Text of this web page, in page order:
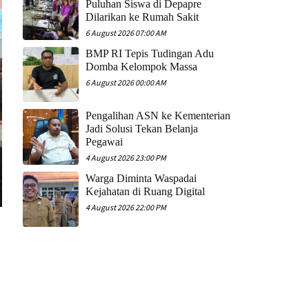
Puluhan Siswa di Depapre
Dilarikan ke Rumah Sakit
6 August 2026 07:00 AM
​BMP RI Tepis Tudingan Adu
Domba Kelompok Massa
6 August 2026 00:00 AM
Pengalihan ASN ke Kementerian
Jadi Solusi Tekan Belanja
Pegawai
4 August 2026 23:00 PM
Warga Diminta Waspadai
Kejahatan di Ruang Digital
4 August 2026 22:00 PM